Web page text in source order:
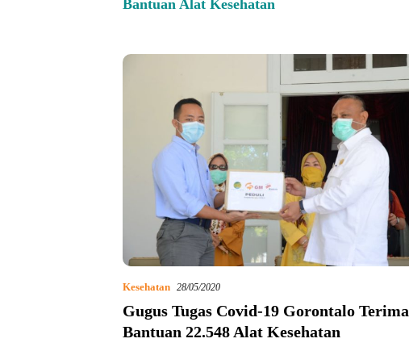
Bantuan Alat Kesehatan
Kesehatan 28/05/2020
Gugus Tugas Covid-19 Gorontalo Terima
Bantuan 22.548 Alat Kesehatan